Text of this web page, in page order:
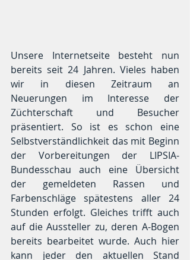
Unsere Internetseite besteht nun
bereits seit 24 Jahren. Vieles haben
wir in diesen Zeitraum an
Neuerungen im Interesse der
Züchterschaft und Besucher
präsentiert. So ist es schon eine
Selbstverständlichkeit das mit Beginn
der Vorbereitungen der LIPSIA-
Bundesschau auch eine Übersicht
der gemeldeten Rassen und
Farbenschläge spätestens aller 24
Stunden erfolgt. Gleiches trifft auch
auf die Aussteller zu, deren A-Bogen
bereits bearbeitet wurde. Auch hier
kann jeder den aktuellen Stand